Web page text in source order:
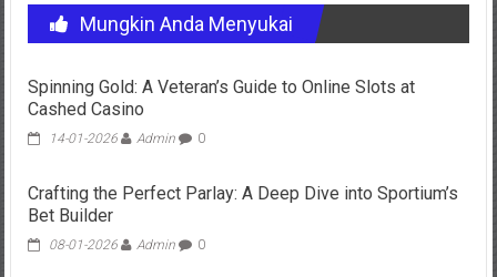
Mungkin Anda Menyukai
Spinning Gold: A Veteran’s Guide to Online Slots at
Cashed Casino
14-01-2026 Admin 0
Crafting the Perfect Parlay: A Deep Dive into Sportium’s
Bet Builder
08-01-2026 Admin 0